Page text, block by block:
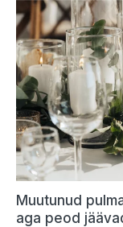
Muutunud
aga peod